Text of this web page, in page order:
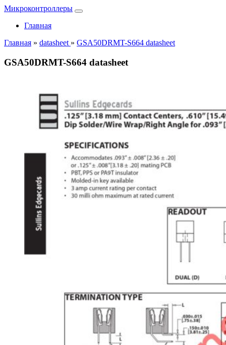
Микроконтроллеры
Главная
Главная » datasheet » GSA50DRMT-S664 datasheet
GSA50DRMT-S664 datasheet